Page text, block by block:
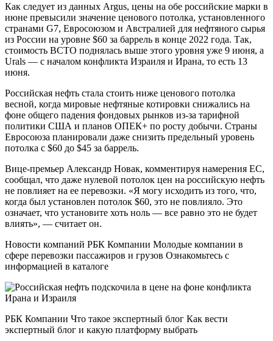
Как следует из данных Argus, цены на обе российские марки в
июне превысили значение ценового потолка, установленного
странами G7, Евросоюзом и Австралией для нефтяного сырья
из России на уровне $60 за баррель в конце 2022 года. Так,
стоимость ВСТО поднялась выше этого уровня уже 9 июня, а
Urals — с началом конфликта Израиля и Ирана, то есть 13
июня.
Российская нефть стала стоить ниже ценового потолка
весной, когда мировые нефтяные котировки снижались на
фоне общего падения фондовых рынков из-за тарифной
политики США и планов ОПЕК+ по росту добычи. Страны
Евросоюза планировали даже снизить предельный уровень
потолка с $60 до $45 за баррель.
Вице-премьер Александр Новак, комментируя намерения ЕС,
сообщал, что даже нулевой потолок цен на российскую нефть
не повлияет на ее перевозки. «Я могу исходить из того, что,
когда был установлен потолок $60, это не повлияло. Это
означает, что установите хоть ноль — все равно это не будет
влиять», — считает он.
Новости компаний РБК Компании Молодые компании в
сфере перевозки пассажиров и грузов Ознакомьтесь с
информацией в каталоге
РБК Компании Что такое экспертный блог Как вести
экспертный блог и какую платформу выбрать